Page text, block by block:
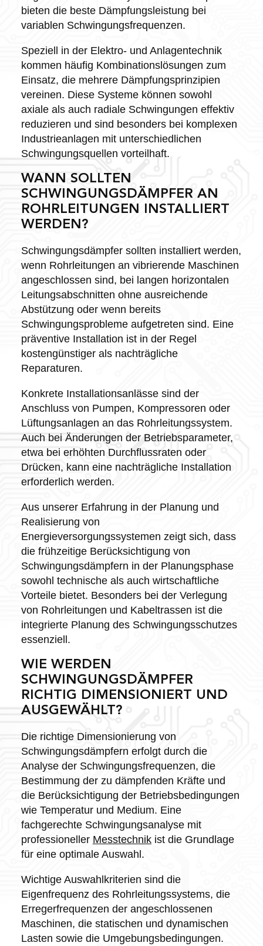
bieten die beste Dämpfungsleistung bei
variablen Schwingungsfrequenzen.
Speziell in der Elektro- und Anlagentechnik
kommen häufig Kombinationslösungen zum
Einsatz, die mehrere Dämpfungsprinzipien
vereinen. Diese Systeme können sowohl
axiale als auch radiale Schwingungen effektiv
reduzieren und sind besonders bei komplexen
Industrieanlagen mit unterschiedlichen
Schwingungsquellen vorteilhaft.
WANN SOLLTEN
SCHWINGUNGSDÄMPFER AN
ROHRLEITUNGEN INSTALLIERT
WERDEN?
Schwingungsdämpfer sollten installiert werden,
wenn Rohrleitungen an vibrierende Maschinen
angeschlossen sind, bei langen horizontalen
Leitungsabschnitten ohne ausreichende
Abstützung oder wenn bereits
Schwingungsprobleme aufgetreten sind. Eine
präventive Installation ist in der Regel
kostengünstiger als nachträgliche
Reparaturen.
Konkrete Installationsanlässe sind der
Anschluss von Pumpen, Kompressoren oder
Lüftungsanlagen an das Rohrleitungssystem.
Auch bei Änderungen der Betriebsparameter,
etwa bei erhöhten Durchflussraten oder
Drücken, kann eine nachträgliche Installation
erforderlich werden.
Aus unserer Erfahrung in der Planung und
Realisierung von
Energieversorgungssystemen zeigt sich, dass
die frühzeitige Berücksichtigung von
Schwingungsdämpfern in der Planungsphase
sowohl technische als auch wirtschaftliche
Vorteile bietet. Besonders bei der Verlegung
von Rohrleitungen und Kabeltrassen ist die
integrierte Planung des Schwingungsschutzes
essenziell.
WIE WERDEN
SCHWINGUNGSDÄMPFER
RICHTIG DIMENSIONIERT UND
AUSGEWÄHLT?
Die richtige Dimensionierung von
Schwingungsdämpfern erfolgt durch die
Analyse der Schwingungsfrequenzen, die
Bestimmung der zu dämpfenden Kräfte und
die Berücksichtigung der Betriebsbedingungen
wie Temperatur und Medium. Eine
fachgerechte Schwingungsanalyse mit
professioneller Messtechnikist die Grundlage
für eine optimale Auswahl.
Wichtige Auswahlkriterien sind die
Eigenfrequenz des Rohrleitungssystems, die
Erregerfrequenzen der angeschlossenen
Maschinen, die statischen und dynamischen
Lasten sowie die Umgebungsbedingungen.